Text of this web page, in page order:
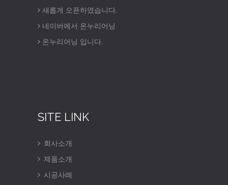
새롭게 오픈하였습니다.
네이버에서 온누리어닝
온누리어닝 입니다.
SITE LINK
회사소개
제품소개
시공사례